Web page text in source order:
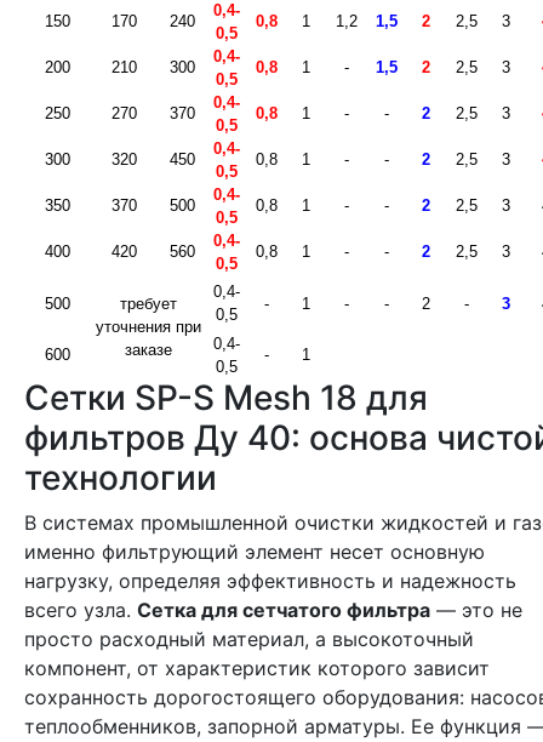
150 170 240
0,4-
0,5
0,8 1 1,2 1,5 2 2,5 3
200 210 300
0,4-
0,5
0,8 1 - 1,5 2 2,5 3
250 270 370
0,4-
0,5
0,8 1 - - 2 2,5 3
300 320 450
0,4-
0,5
0,8 1 - - 2 2,5 3
350 370 500
0,4-
0,5
0,8 1 - - 2 2,5 3
400 420 560
0,4-
0,5
0,8 1 - - 2 2,5 3
500
требует
уточнения при
заказе
0,4-
0,5
- 1 - - 2 - 3
600
0,4-
0,5
- 1
сетки SP-S Mesh 18 для
фильтров Ду 40: основа
технологии
В системах промышленной очистки жидкостей и газов
именно фильтрующий элемент несет основную
нагрузку, определяя эффективность и надежность
всего узла. Сетка для сетчатого фильтра — это не
просто расходный материал, а высокоточный
компонент, от характеристик которого зависит
сохранность дорогостоящего оборудования:
теплообменников, запорной арматуры. Ее функция